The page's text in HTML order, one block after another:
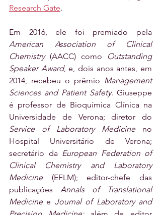
Research Gate.
American Association of Clinical
Chemistry (AACC) como
Outstanding
Speaker Award, e, dois anos antes, em
2014, recebeu o prêmio Management
Sciences and Patient Safety. Giuseppe
é professor de Bioquímica Clínica na
Service of Laboratory Medicine no
Hospital Universitário de Verona;
secretário da European Federation of
Clinical Chemistry and Laboratory
Medicine (EFLM); editor-chefe das
publicações Annals of Translational
Medicine e Journal of Laboratory and